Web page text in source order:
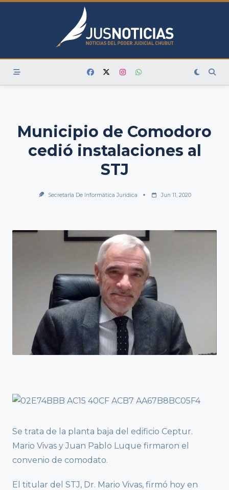
Skip
Municipio de Comodoro
cedió instalaciones al
STJ
Secretaría De Informática Jurídica Jun 11, 2020
Se trata de la planta baja del edificio Ceptur.
Mario Vivas y Juan Pablo Luque firmaron el
convenio de comodato.
El titular del STJ, Dr. Mario Vivas, firmó hoy en